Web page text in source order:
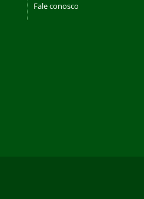
Fale conosco